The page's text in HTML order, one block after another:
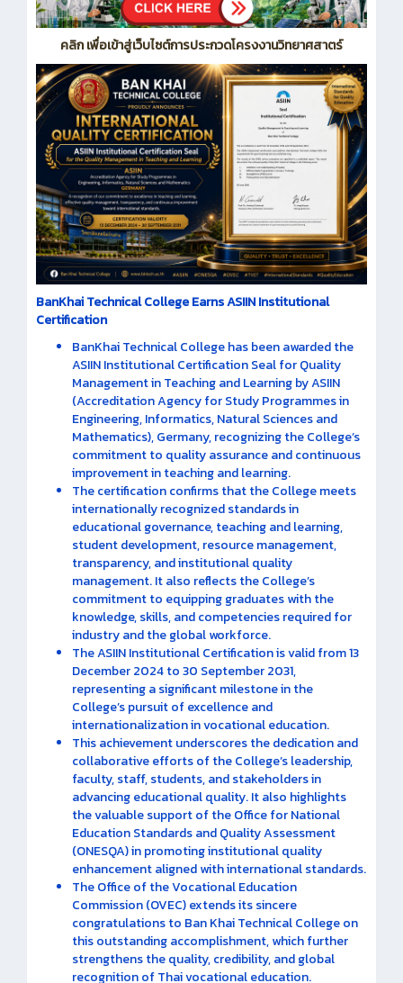
คลิก เพื่อเข้าสู่เว็บไซต์การประกวดโครงงานวิทยาศสาตร์
BanKhai Technical College Earns ASIIN Institutional
Certification
BanKhai Technical College has been awarded the
ASIIN Institutional Certification Seal for Quality
Management in Teaching and Learning by ASIIN
(Accreditation Agency for Study Programmes in
Engineering, Informatics, Natural Sciences and
Mathematics), Germany, recognizing the College’s
commitment to quality assurance and continuous
improvement in teaching and learning.
The certification confirms that the College meets
internationally recognized standards in
educational governance, teaching and learning,
student development, resource management,
transparency, and institutional quality
management. It also reflects the College’s
commitment to equipping graduates with the
knowledge, skills, and competencies required for
industry and the global workforce.
The ASIIN Institutional Certification is valid from 13
December 2024 to 30 September 2031,
representing a significant milestone in the
College’s pursuit of excellence and
internationalization in vocational education.
This achievement underscores the dedication and
collaborative efforts of the College’s leadership,
faculty, staff, students, and stakeholders in
advancing educational quality. It also highlights
the valuable support of the Office for National
Education Standards and Quality Assessment
(ONESQA) in promoting institutional quality
enhancement aligned with international standards.
The Office of the Vocational Education
Commission (OVEC) extends its sincere
congratulations to Ban Khai Technical College on
this outstanding accomplishment, which further
strengthens the quality, credibility, and global
recognition of Thai vocational education.